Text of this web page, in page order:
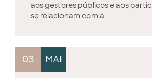
aos gestores públicos e aos
se relacionam com a
03 MAI